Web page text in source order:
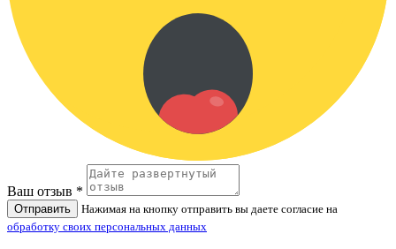
Ваш отзыв *
Отправить
Нажимая на кнопку отправить вы даете согласие на
обработку своих персональных данных